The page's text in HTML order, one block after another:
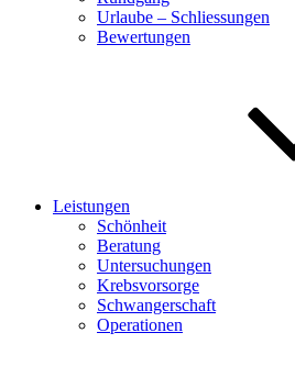
Urlaube – Schliessungen
Bewertungen
Leistungen
Schönheit
Beratung
Untersuchungen
Krebsvorsorge
Schwangerschaft
Operationen